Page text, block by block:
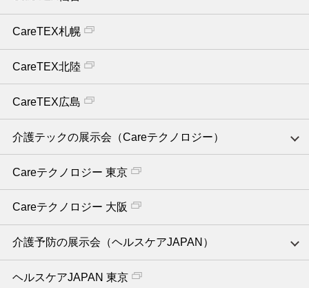
CareTEX札幌
CareTEX北陸
CareTEX広島
介護テックの展示会（Careテクノロジー）
Careテクノロジー 東京
Careテクノロジー 大阪
介護予防の展示会（ヘルスケアJAPAN）
ヘルスケアJAPAN 東京